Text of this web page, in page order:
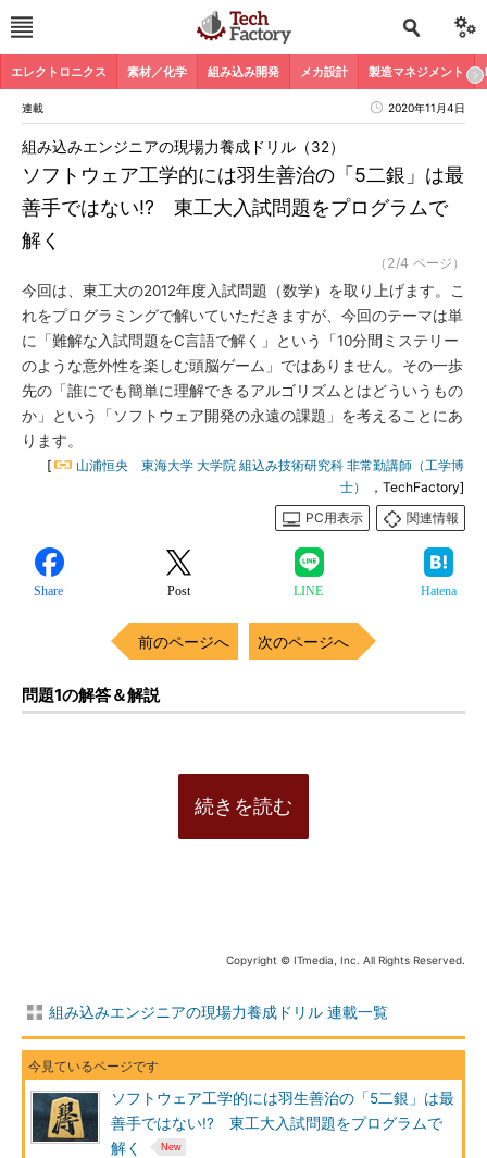
エレクトロニクス 素材／化学 組み込み開発 メカ設計 製造マネジメント
連載 2020年11月4日
ソフトウェア工学的には羽生善治の「5二銀」は最
善手ではない!? 東工大入試問題をプログラムで
解く
組み込みエンジニアの現場力養成ドリル（32）
（2/4 ページ）
今回は、東工大の2012年度入試問題（数学）を取り上げます。こ
れをプログラミングで解いていただきますが、今回のテーマは単
に「難解な入試問題をC言語で解く」という「10分間ミステリー
のような意外性を楽しむ頭脳ゲーム」ではありません。その一歩
先の「誰にでも簡単に理解できるアルゴリズムとはどういうもの
か」という「ソフトウェア開発の永遠の課題」を考えることにあ
ります。
[
山浦恒央 東海大学 大学院 組込み技術研究科 非常勤講師（工学博
士）
，TechFactory]
PC用表示
関連情報
Share Post LINE Hatena
前のページへ 次のページへ
問題1の解答＆解説
続きを読む
Copyright © ITmedia, Inc. All Rights Reserved.
組み込みエンジニアの現場力養成ドリル 連載一覧
ソフトウェア工学的には羽生善治の「5二銀」は最
善手ではない!? 東工大入試問題をプログラムで
解く